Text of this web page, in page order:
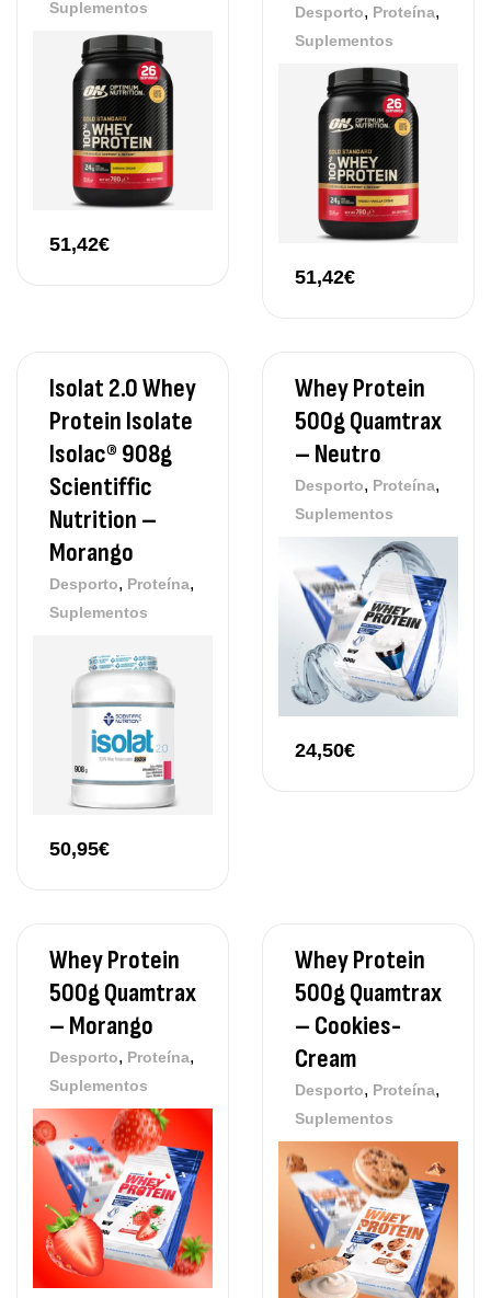
Suplementos
51,42€
Desporto, Proteína,
Suplementos
51,42€
Isolat 2.0 Whey
Protein Isolate
Isolac® 908g
Scientiffic
Nutrition –
Morango
Desporto, Proteína,
Suplementos
50,95€
Whey Protein
500g Quamtrax
– Neutro
Desporto, Proteína,
Suplementos
24,50€
Whey Protein
500g Quamtrax
– Morango
Desporto, Proteína,
Suplementos
Whey Protein
500g Quamtrax
– Cookies-
Cream
Desporto, Proteína,
Suplementos